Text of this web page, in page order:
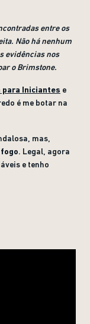
entre os
Não há nenhum
evidências nos
o Brimstone.
para Iniciantes e
é me botar na
mas,
. Legal, agora
e tenho